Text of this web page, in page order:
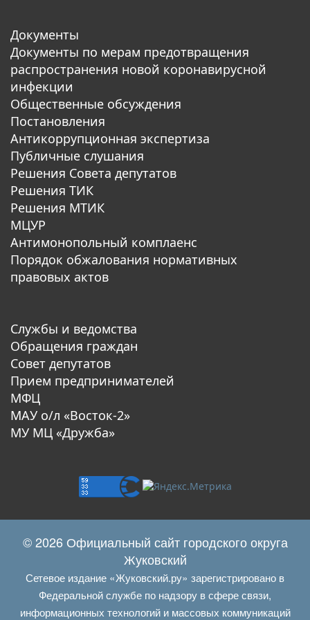
Документы
Документы по мерам предотвращения
распространения новой коронавирусной
инфекции
Общественные обсуждения
Постановления
Антикоррупционная экспертиза
Публичные слушания
Решения Совета депутатов
Решения ТИК
Решения МТИК
МЦУР
Антимонопольный комплаенс
Порядок обжалования нормативных
правовых актов
Службы и ведомства
Обращения граждан
Совет депутатов
Прием предпринимателей
МФЦ
МАУ о/л «Восток-2»
МУ МЦ «Дружба»
© 2026 Официальный сайт городского округа
Жуковский
Сетевое издание «Жуковский.ру» зарегистрировано в
Федеральной службе по надзору в сфере связи,
информационных технологий и массовых коммуникаций